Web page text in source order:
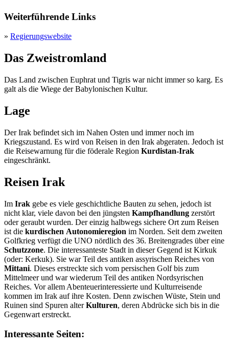
Weiterführende Links
» Regierungswebsite
Das Zweistromland
Das Land zwischen Euphrat und Tigris war nicht immer so karg. Es
galt als die Wiege der Babylonischen Kultur.
Lage
Der Irak befindet sich im Nahen Osten und immer noch im
Kriegszustand. Es wird von Reisen in den Irak abgeraten. Jedoch ist
die Reisewarnung für die föderale Region Kurdistan-Irak
eingeschränkt.
Reisen Irak
Im Irak gebe es viele geschichtliche Bauten zu sehen, jedoch ist
nicht klar, viele davon bei den jüngsten Kampfhandlung zerstört
oder geraubt wurden. Der einzig halbwegs sichere Ort zum Reisen
ist die kurdischen Autonomieregion im Norden. Seit dem zweiten
Golfkrieg verfügt die UNO nördlich des 36. Breitengrades über eine
Schutzzone. Die interessanteste Stadt in dieser Gegend ist Kirkuk
(oder: Kerkuk). Sie war Teil des antiken assyrischen Reiches von
Mittani. Dieses erstreckte sich vom persischen Golf bis zum
Mittelmeer und war wiederum Teil des antiken Nordsyrischen
Reiches. Vor allem Abenteuerinteressierte und Kulturreisende
kommen im Irak auf ihre Kosten. Denn zwischen Wüste, Stein und
Ruinen sind Spuren alterKulturen, deren Abdrücke sich bis in die
Gegenwart erstreckt.
Interessante Seiten: